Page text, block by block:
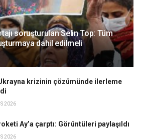
soruşturulan Selin Top: Tüm
dahil edilmeli
krizinin çözümünde ilerleme
2026
Ay’a çarptı: Görüntüleri paylaşıldı
2026